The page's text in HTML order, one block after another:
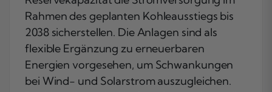
Rahmen des geplanten Kohleausstiegs bis
2038 sicherstellen. Die Anlagen sind als
flexible Ergänzung zu erneuerbaren
Energien vorgesehen, um Schwankungen
bei Wind- und Solarstrom auszugleichen.